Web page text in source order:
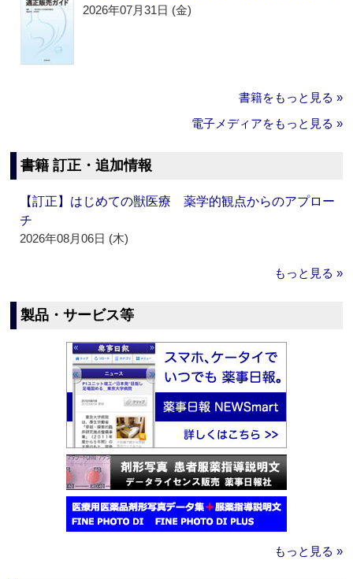
2026年07月31日 (金)
書籍をもっと見る »
電子メディアをもっと見る »
書籍 訂正・追加情報
【訂正】はじめての獣医療 薬学的観点からのアプロー
チ
2026年08月06日 (木)
もっと見る »
製品・サービス等
もっと見る »